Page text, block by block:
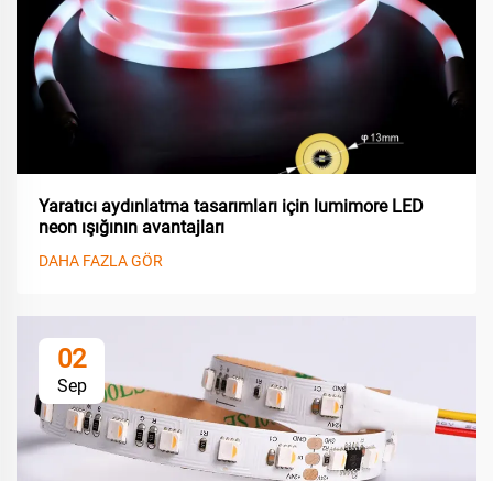
Yaratıcı aydınlatma tasarımları için lumimore LED
neon ışığının avantajları
DAHA FAZLA GÖR
02
Sep